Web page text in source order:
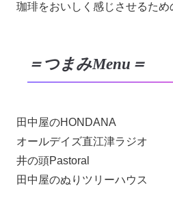
珈琲をおいしく感じさせるため
＝つまみMenu＝
田中屋のHONDANA
オールデイズ直江津ラジオ
井の頭Pastoral
田中屋のぬりツリーハウス